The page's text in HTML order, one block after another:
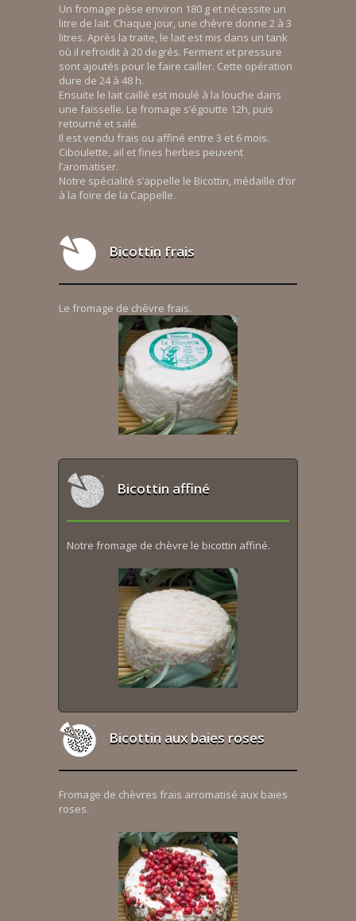
Un fromage pèse environ 180 g et nécessite un
litre de lait. Chaque jour, une chèvre donne 2 à 3
litres. Après la traite, le lait est mis dans un tank
où il refroidit à 20 degrés. Ferment et pressure
sont ajoutés pour le faire cailler. Cette opération
dure de 24 à 48 h.
Ensuite le lait caillé est moulé à la louche dans
une faisselle. Le fromage s’égoutte 12h, puis
retourné et salé.
Il est vendu frais ou affiné entre 3 et 6 mois.
Ciboulette, ail et fines herbes peuvent
l’aromatiser.
Notre spécialité s’appelle le Bicottin, médaille d’or
à la foire de la Cappelle.
Bicottin frais
Le fromage de chèvre frais.
Bicottin affiné
Notre fromage de chèvre le bicottin affiné.
Bicottin aux baies roses
Fromage de chèvres frais arromatisé aux baies
roses.